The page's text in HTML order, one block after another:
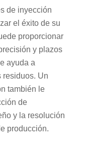
de inyección
el éxito de su
proporcionar
y plazos
ayuda a
residuos. Un
también le
de
y la resolución
producción.